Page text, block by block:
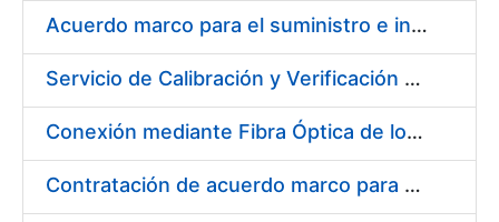
Acuerdo marco para el suministro e instalación de persianas, estores y otros complementos
Servicio de Calibración y Verificación Externa de los Equipos de Medición del Servicio de Prevención de la FNMT-RCM
Conexión mediante Fibra Óptica de los Centros de Proceso de Datos (CPDs) de las sedes de la FNMT-RCM de Burgos y Madrid
Contratación de acuerdo marco para el Suministro de Material de Electricidad para la Fábrica Nacional de Moneda y Timbre-Real Casa de la Moneda en su centro de trabajo de Burgos